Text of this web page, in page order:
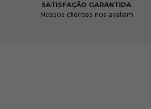
SATISFAÇÃO GARANTIDA
Nossos clientes nos avaliam